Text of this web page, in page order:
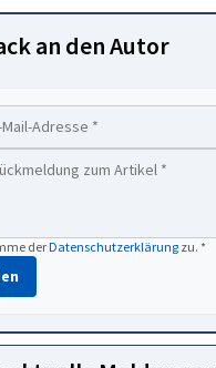
an den Autor
derDatenschutzerklärung zu. *